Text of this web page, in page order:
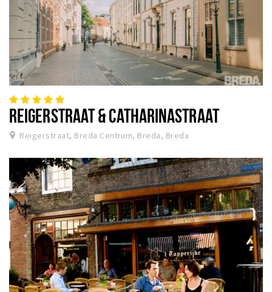
REIGERSTRAAT & CATHARINASTRAAT
Reigerstraat, Breda Centrum, Breda, Breda